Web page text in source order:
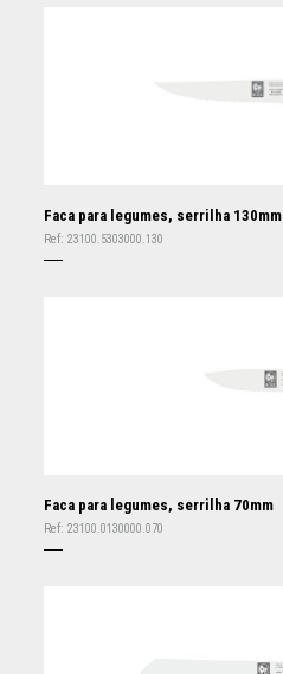
Faca para legumes, serrilha 130mm
Ref: 23100.5303000.130
Faca para legumes, serrilha 70mm
Ref: 23100.0130000.070